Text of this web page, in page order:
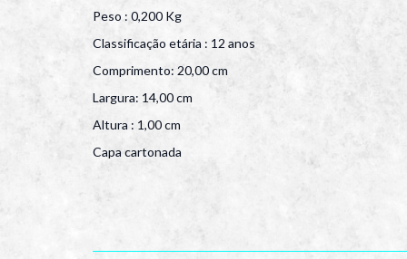
Peso : 0,200 Kg
Classificação etária : 12 anos
Comprimento: 20,00 cm
Largura: 14,00 cm
Altura : 1,00 cm
Capa cartonada